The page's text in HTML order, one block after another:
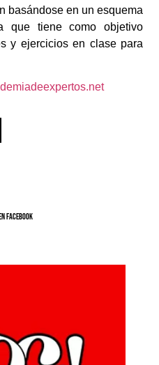
basándose en un esquema
que tiene como objetivo
y ejercicios en clase para
FACEBOOK